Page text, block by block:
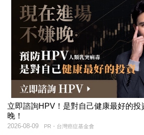
立即諮詢HPV！是對自己健康最好的投
晚！
PR・台灣癌症基金會
2026-08-09